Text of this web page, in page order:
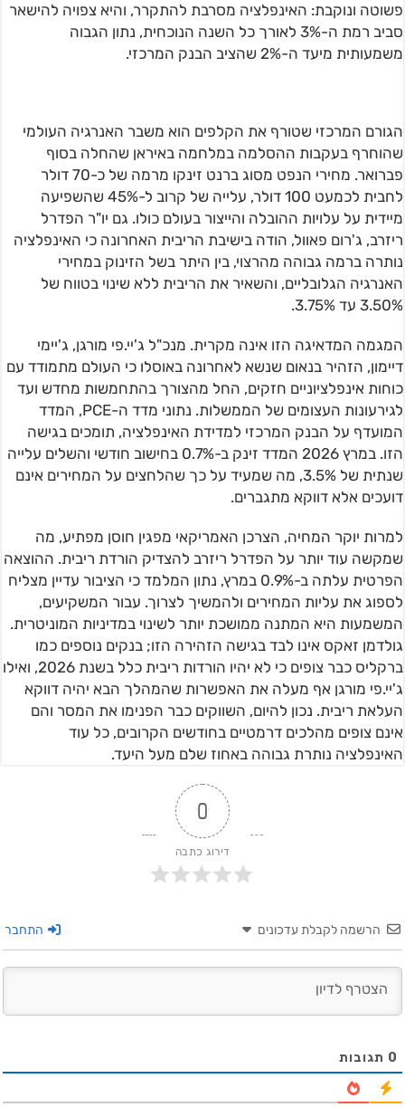
פשוטה ונוקבת: האינפלציה מסרבת להתקרר, והיא צפויה להישאר
סביב רמת ה-3% לאורך כל השנה הנוכחית, נתון הגבוה
משמעותית מיעד ה-2% שהציב הבנק המרכזי.
הגורם המרכזי שטורף את הקלפים הוא משבר האנרגיה העולמי
שהוחרף בעקבות ההסלמה במלחמה באיראן שהחלה בסוף
פברואר. מחירי הנפט מסוג ברנט זינקו מרמה של כ-70 דולר
לחבית לכמעט 100 דולר, עלייה של קרוב ל-45% שהשפיעה
מיידית על עלויות ההובלה והייצור בעולם כולו. גם יו"ר הפדרל
ריזרב, ג'רום פאוול, הודה בישיבת הריבית האחרונה כי האינפלציה
נותרה ברמה גבוהה מהרצוי, בין היתר בשל הזינוק במחירי
האנרגיה הגלובליים, והשאיר את הריבית ללא שינוי בטווח של
3.50% עד 3.75%.
המגמה המדאיגה הזו אינה מקרית. מנכ"ל ג'יי.פי מורגן, ג'יימי
דיימון, הזהיר בנאום שנשא לאחרונה באוסלו כי העולם מתמודד עם
כוחות אינפלציוניים חזקים, החל מהצורך בהתחמשות מחדש ועד
לגירעונות העצומים של הממשלות. נתוני מדד ה-PCE, המדד
המועדף על הבנק המרכזי למדידת האינפלציה, תומכים בגישה
הזו. במרץ 2026 המדד זינק ב-0.7% בחישוב חודשי והשלים עלייה
שנתית של 3.5%, מה שמעיד על כך שהלחצים על המחירים אינם
דועכים אלא דווקא מתגברים.
למרות יוקר המחיה, הצרכן האמריקאי מפגין חוסן מפתיע, מה
שמקשה עוד יותר על הפדרל ריזרב להצדיק הורדת ריבית. ההוצאה
הפרטית עלתה ב-0.9% במרץ, נתון המלמד כי הציבור עדיין מצליח
לספוג את עליות המחירים ולהמשיך לצרוך. עבור המשקיעים,
המשמעות היא המתנה ממושכת יותר לשינוי במדיניות המוניטרית.
גולדמן זאקס אינו לבד בגישה הזהירה הזו; בנקים נוספים כמו
ברקליס כבר צופים כי לא יהיו הורדות ריבית כלל בשנת 2026, ואילו
ג'יי.פי מורגן אף מעלה את האפשרות שהמהלך הבא יהיה דווקא
העלאת ריבית. נכון להיום, השווקים כבר הפנימו את המסר והם
אינם צופים מהלכים דרמטיים בחודשים הקרובים, כל עוד
האינפלציה נותרת גבוהה באחוז שלם מעל היעד.
0
דירוג כתבה
הרשמה לקבלת עדכונים התחבר
0 תגובות